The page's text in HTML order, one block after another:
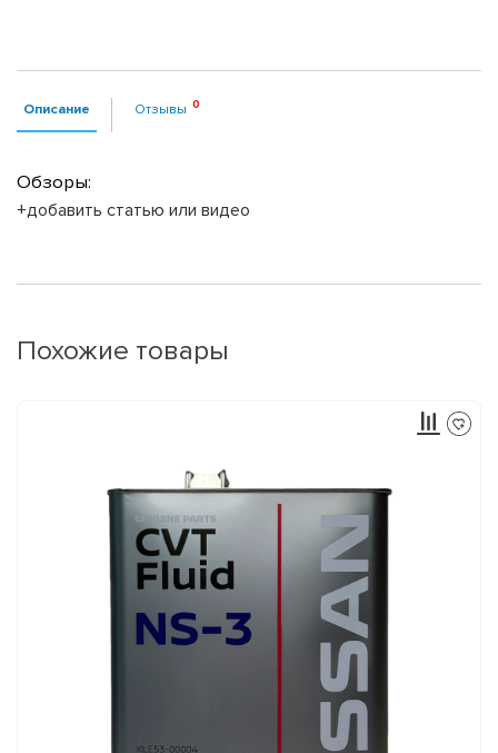
Описание Отзывы
Обзоры:
+добавить статью или видео
Похожие товары